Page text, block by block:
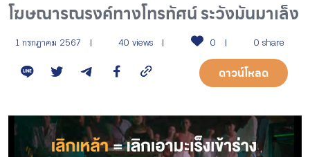
หน้าแรกแคมเปญ
บทความแคมเปญ
โฆษณารณรงค์ทางโทรทัศน์ ระวังมันมาเล็ง
1 กรกฎาคม 2567 40 views 0 0 share
ดาวน์โหลด